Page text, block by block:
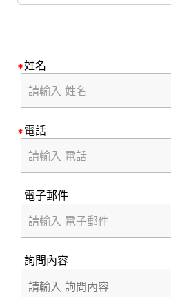
姓名
電話
電子郵件
詢問內容